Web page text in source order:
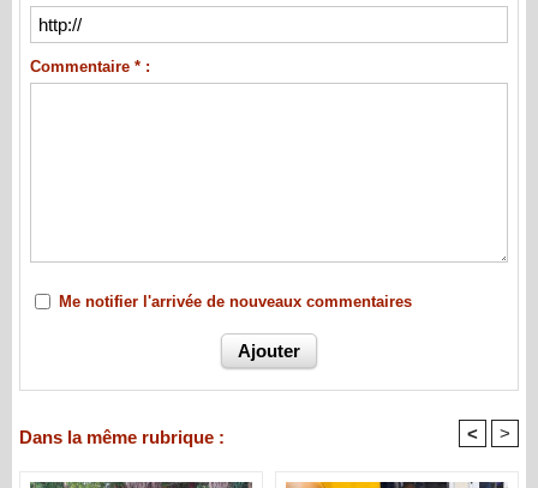
Commentaire * :
Me notifier l'arrivée de nouveaux commentaires
Dans la même rubrique : < >